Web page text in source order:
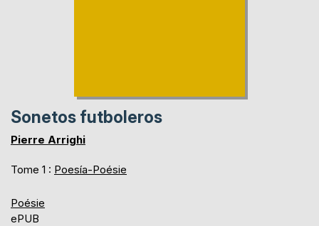
Sonetos futboleros
Pierre Arrighi
Tome 1 : Poesía-Poésie
Poésie
ePUB